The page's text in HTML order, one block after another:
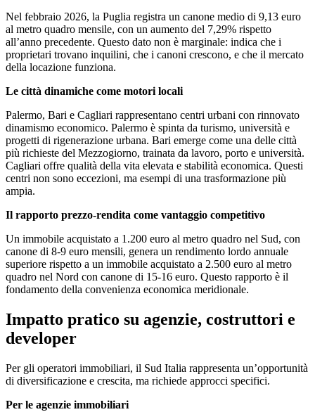
Nel febbraio 2026, la Puglia registra un canone medio di 9,13 euro
al metro quadro mensile, con un aumento del 7,29% rispetto
all’anno precedente. Questo dato non è marginale: indica che i
proprietari trovano inquilini, che i canoni crescono, e che il mercato
della locazione funziona.
Le città dinamiche come motori locali
Palermo, Bari e Cagliari rappresentano centri urbani con rinnovato
dinamismo economico. Palermo è spinta da turismo, università e
progetti di rigenerazione urbana. Bari emerge come una delle città
più richieste del Mezzogiorno, trainata da lavoro, porto e università.
Cagliari offre qualità della vita elevata e stabilità economica. Questi
centri non sono eccezioni, ma esempi di una trasformazione più
ampia.
Il rapporto prezzo-rendita come vantaggio competitivo
Un immobile acquistato a 1.200 euro al metro quadro nel Sud, con
canone di 8-9 euro mensili, genera un rendimento lordo annuale
superiore rispetto a un immobile acquistato a 2.500 euro al metro
quadro nel Nord con canone di 15-16 euro. Questo rapporto è il
fondamento della convenienza economica meridionale.
Impatto pratico su agenzie, costruttori e
developer
Per gli operatori immobiliari, il Sud Italia rappresenta un’opportunità
di diversificazione e crescita, ma richiede approcci specifici.
Per le agenzie immobiliari